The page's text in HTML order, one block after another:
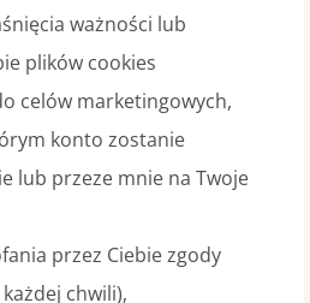
ważności lub
plików cookies
celów marketingowych,
konto zostanie
lub przeze mnie na Twoje
przez Ciebie zgody
chwili),